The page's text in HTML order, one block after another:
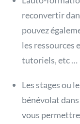
reconvertir
pouvez
les ressources
tutoriels, etc …
Les stages ou
bénévolat
vous permettre